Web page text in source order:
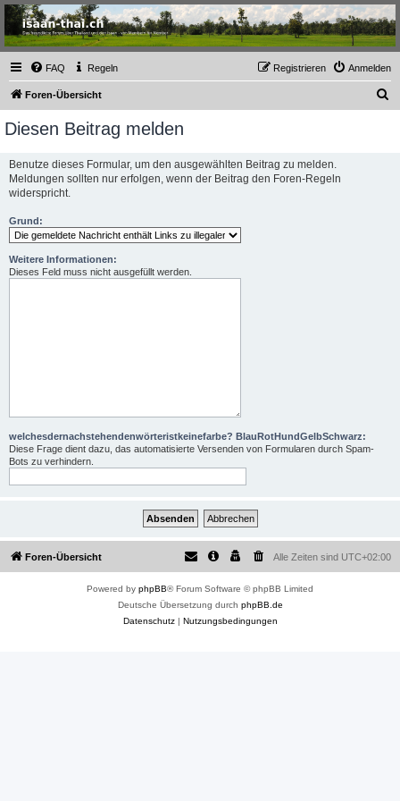
Thailand & Isaan Forum
- isaan-thai.ch
Das freundliche Forum über Thailand und den Isaan - von Membern für Member
FAQ Regeln Anmelden
Registrieren
Foren-Übersicht
Diesen Beitrag melden
Benutze dieses Formular, um den ausgewählten Beitrag zu melden.
Meldungen sollten nur erfolgen, wenn der Beitrag den Foren-Regeln
widerspricht.
Grund:
Weitere Informationen:
Dieses Feld muss nicht ausgefüllt werden.
welchesdernachstehendenwörteristkeinefarbe? BlauRotHundGelbSchwarz:
Diese Frage dient dazu, das automatisierte Versenden von Formularen durch Spam-
Bots zu verhindern.
Foren-Übersicht Alle Zeiten sind UTC+02:00
Powered by phpBB® Forum Software © phpBB Limited
Deutsche Übersetzung durch phpBB.de
Datenschutz| Nutzungsbedingungen